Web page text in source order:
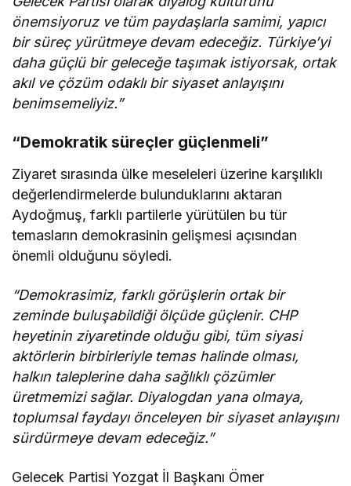
önemsiyoruz ve tüm paydaşlarla samimi, yapıcı
bir süreç yürütmeye devam edeceğiz. Türkiye’yi
daha güçlü bir geleceğe taşımak istiyorsak, ortak
akıl ve çözüm odaklı bir siyaset anlayışını
benimsemeliyiz.”
“Demokratik süreçler güçlenmeli”
Ziyaret sırasında ülke meseleleri üzerine karşılıklı
değerlendirmelerde bulunduklarını aktaran
Aydoğmuş, farklı partilerle yürütülen bu tür
temasların demokrasinin gelişmesi açısından
önemli olduğunu söyledi.
“Demokrasimiz, farklı görüşlerin ortak bir
zeminde buluşabildiği ölçüde güçlenir. CHP
heyetinin ziyaretinde olduğu gibi, tüm siyasi
aktörlerin birbirleriyle temas halinde olması,
halkın taleplerine daha sağlıklı çözümler
üretmemizi sağlar. Diyalogdan yana olmaya,
toplumsal faydayı önceleyen bir siyaset anlayışını
sürdürmeye devam edeceğiz.”
Gelecek Partisi Yozgat İl Başkanı Ömer